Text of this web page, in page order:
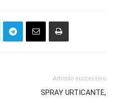
Articolo successivo
SPRAY URTICANTE,